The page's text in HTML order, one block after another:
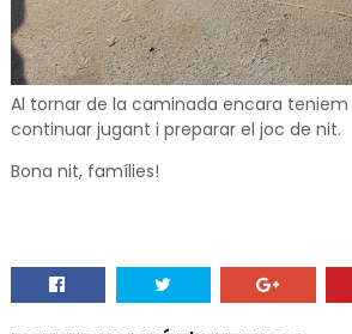
Al tornar de la caminada encara
continuar jugant i preparar el joc de nit.
Bona nit, famílies!